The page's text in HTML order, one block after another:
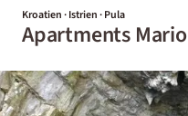
Kroatien · Istrien · Pula
Apartments Mario